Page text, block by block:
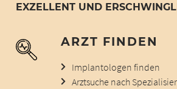
EXZELLENT UND
ARZT FINDEN
Implantologen finden
Arztsuche nach